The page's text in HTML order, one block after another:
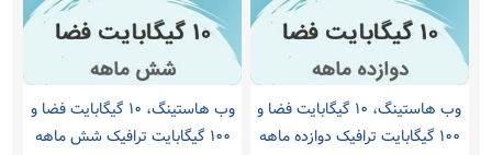
وب هاستینگ، 10 گیگابایت فضا و
100 گیگابایت ترافیک دوازده ماهه
وب هاستینگ، 10 گیگابایت فضا و
100 گیگابایت ترافیک شش ماهه